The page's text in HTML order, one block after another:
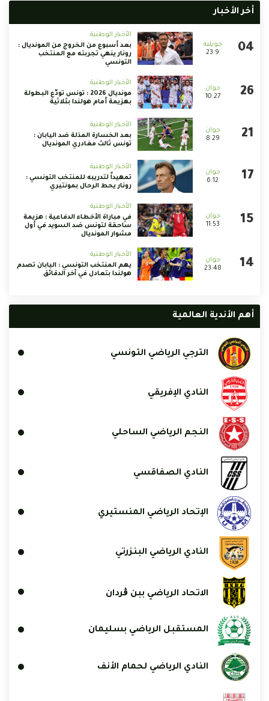
أخر الأخبار
23:9
الأخبار الوطنية
بعد أسبوع من الخروج من المونديال :
رونار ينهي تجربته مع المنتخب
التونسي
10:27
الأخبار الوطنية
مونديال 2026 : تونس تودّع البطولة
بهزيمة أمام هولندا بثلاثية
8:29
الأخبار الوطنية
بعد الخسارة المذلة ضد اليابان :
تونس ثالث مغادري المونديال
6:12
الأخبار الوطنية
تمهيداً لتدريبه للمنتخب التونسي :
رونار يحط الرحال بمونتيري
11:53
الأخبار الوطنية
في مباراة الأخطاء الدفاعية : هزيمة
ساحقة لتونس ضد السويد في أول
مشوار المونديال
23:48
الأخبار الوطنية
يهم المنتخب التونسي : اليابان تصدم
هولندا بتعادل في آخر الدقائق
أهم الأندية العالمية
الترجي الرياضي التونسي
النادي الإفريقي
النجم الرياضي الساحلي
النادي الصفاقسي
الإتحاد الرياضي المنستيري
النادي الرياضي البنزرتي
الاتحاد الرياضي ببن ڨردان
المستقبل الرياضي بسليمان
النادي الرياضي لحمام الأنف